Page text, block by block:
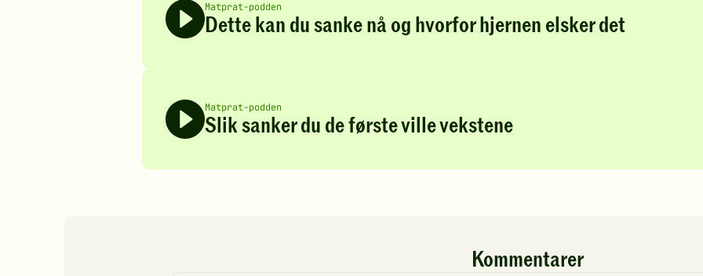
Matprat-podden
Dette kan du sanke nå og hvorfor hjernen elsker det
Matprat-podden
Slik sanker du de første ville vekstene
Kommentarer